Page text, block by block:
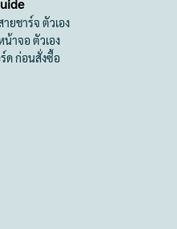
ยชาร์จ ตัวเอง
น้าจอ ตัวเอง
ด ก่อนสั่งซื้อ